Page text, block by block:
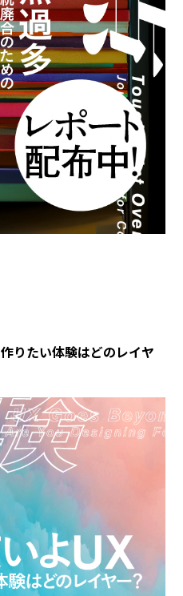
りたい体験はどのレイヤ